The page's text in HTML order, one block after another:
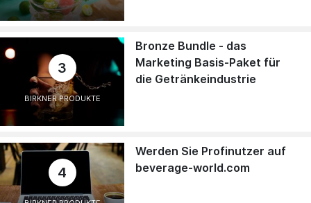
3
BIRKNER PRODUKTE
Bronze Bundle - das
Marketing Basis-Paket für
die Getränkeindustrie
4
Werden Sie Profinutzer auf
beverage-world.com